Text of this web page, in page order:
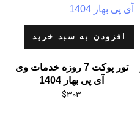
افزودن به سبد خرید
تور پوکت 7 روزه خدمات وی
آی پی بهار 1404
$303